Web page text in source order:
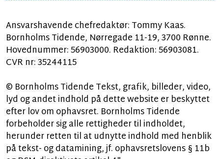
Ansvarshavende chefredaktør: Tommy Kaas.
Bornholms Tidende, Nørregade 11-19, 3700 Rønne.
Hovednummer: 56903000. Redaktion: 56903081.
CVR nr: 35244115
© Bornholms Tidende Tekst, grafik, billeder, video,
lyd og andet indhold på dette website er beskyttet
efter lov om ophavsret. Bornholms Tidende
forbeholder sig alle rettigheder til indholdet,
herunder retten til at udnytte indhold med henblik
på tekst- og datamining, jf. ophavsretslovens § 11b